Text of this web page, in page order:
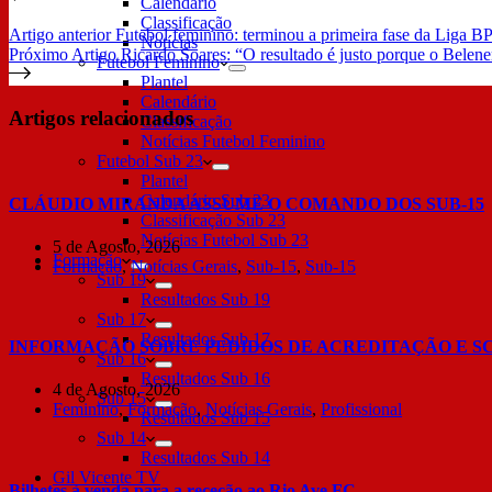
Classificação
Notícias
Futebol Feminino
Plantel
Calendário
Classificação
Notícias Futebol Feminino
Futebol Sub 23
Plantel
Calendário Sub 23
Classificação Sub 23
Notícias Futebol Sub 23
Formação
Sub 19
Resultados Sub 19
Sub 17
Resultados Sub 17
Sub 16
Resultados Sub 16
Sub 15
Resultados Sub 15
Sub 14
Resultados Sub 14
Gil Vicente TV
Artigo anteriorFutebol feminino: terminou a primeira fase da Liga
Próximo Artigo Ricardo Soares: “O resultado é justo porque o
Artigos relacionados
CLÁUDIO MIRANDA ASSUME O COMANDO DOS SUB-15
5 de Agosto, 2026
Formação,Notícias Gerais, Sub-15, Sub-15
INFORMAÇÃO SOBRE PEDIDOS DE ACREDITAÇÃO E
4 de Agosto, 2026
Feminino,Formação, Notícias Gerais, Profissional